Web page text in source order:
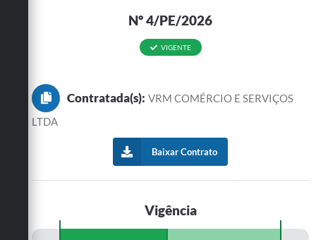
Legislação
Editais
Nº 4/PE/2026
VIGENTE
Contratada(s): VRM COMÉRCIO E SERVIÇOS
LTDA
Baixar Contrato
Vigência